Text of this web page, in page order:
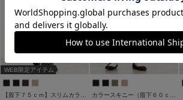
WEB限定アイテム